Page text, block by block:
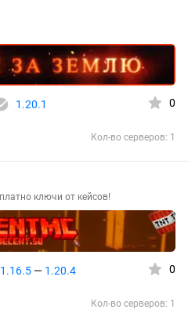
1.20.1 0
Кол-во серверов: 1
ключи от кейсов!
1.16.5— 1.20.4 0
Кол-во серверов: 1